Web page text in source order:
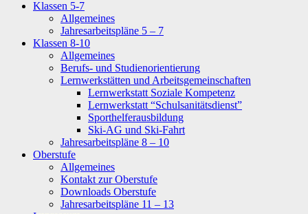
Klassen 5-7
Allgemeines
Jahresarbeitspläne 5 – 7
Klassen 8-10
Allgemeines
Berufs- und Studienorientierung
Lernwerkstätten und Arbeitsgemeinschaften
Lernwerkstatt Soziale Kompetenz
Lernwerkstatt “Schulsanitätsdienst”
Sporthelferausbildung
Ski-AG und Ski-Fahrt
Jahresarbeitspläne 8 – 10
Oberstufe
Allgemeines
Kontakt zur Oberstufe
Downloads Oberstufe
Jahresarbeitspläne 11 – 13